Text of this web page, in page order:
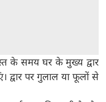
के समय घर के मुख्य द्वार
द्वार पर गुलाल या फूलों से